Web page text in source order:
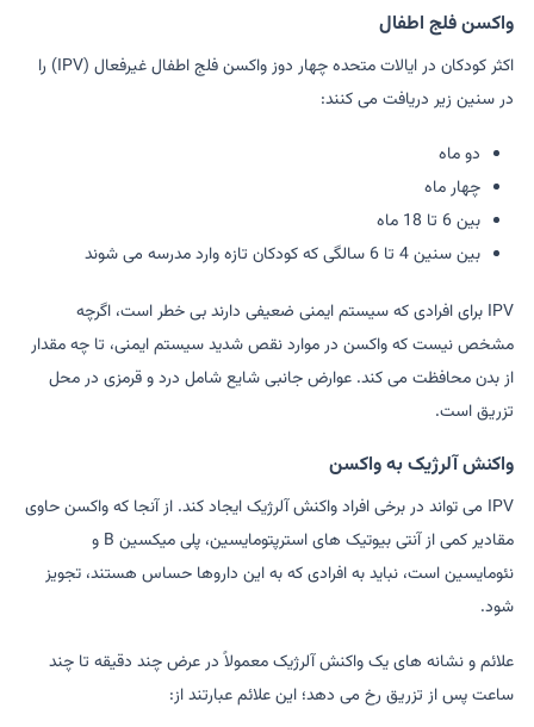
واکسن فلج اطفال
اکثر کودکان در ایالات متحده چهار دوز واکسن فلج اطفال غیرفعال (IPV) را
در سنین زیر دریافت می کنند:
دو ماه
چهار ماه
بین 6 تا 18 ماه
بین سنین 4 تا 6 سالگی که کودکان تازه وارد مدرسه می شوند
IPV برای افرادی که سیستم ایمنی ضعیفی دارند بی خطر است، اگرچه
مشخص نیست که واکسن در موارد نقص شدید سیستم ایمنی، تا چه مقدار
از بدن محافظت می کند. عوارض جانبی شایع شامل درد و قرمزی در محل
تزریق است.
واکنش آلرژیک به واکسن
IPV می تواند در برخی افراد واکنش آلرژیک ایجاد کند. از آنجا که واکسن حاوی
مقادیر کمی از آنتی بیوتیک های استرپتومایسین، پلی میکسین B و
نئومایسین است، نباید به افرادی که به این داروها حساس هستند، تجویز
شود.
علائم و نشانه های یک واکنش آلرژیک معمولاً در عرض چند دقیقه تا چند
ساعت پس از تزریق رخ می دهد؛ این علائم عبارتند از: